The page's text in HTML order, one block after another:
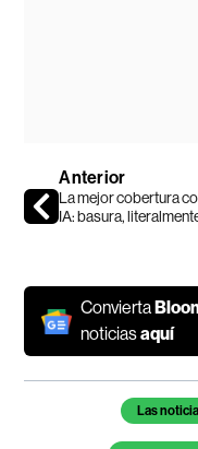
Anterior
La mejor cobertura
IA: basura,
Convierta
noticiasaquí
Temas de este
Las